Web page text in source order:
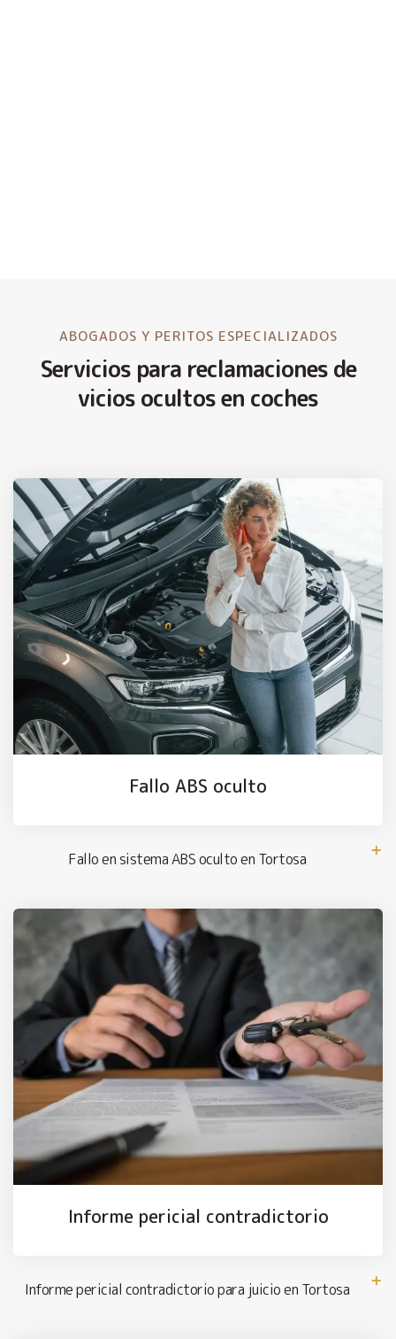
ABOGADOS Y PERITOS ESPECIALIZADOS
Servicios para reclamaciones de
vicios ocultos en coches
Fallo ABS oculto
Fallo en sistema ABS oculto en Tortosa
Informe pericial contradictorio
Informe pericial contradictorio para juicio en Tortosa